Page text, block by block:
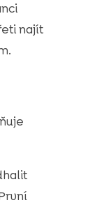
najít